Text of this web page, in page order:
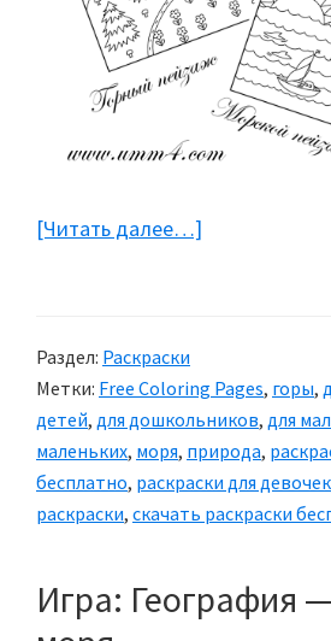
[Читать далее…]
Раздел: Раскраски
Метки: Free Coloring Pages, горы,
детей, для дошкольников, для
маленьких, моря, природа,
бесплатно, раскраски для девочек
раскраски, скачать раскраски
Игра: География